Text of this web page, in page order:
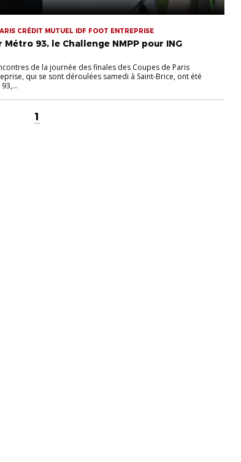
CRÉDIT MUTUEL IDF FOOT ENTREPRISE
93, le Challenge NMPP pour ING
de la journée des finales des Coupes de Paris
qui se sont déroulées samedi à Saint-Brice, ont été
1